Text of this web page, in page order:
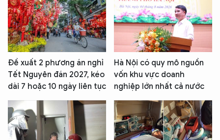
Đề xuất 2 phương án nghỉ
Tết Nguyên đán 2027, kéo
dài 7 hoặc 10 ngày liên tục
Hà Nội có quy mô nguồn
vốn khu vực doanh
nghiệp lớn nhất cả nước